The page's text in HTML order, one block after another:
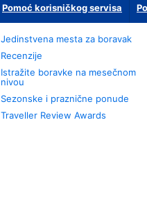
Pomoć korisničkog servisa
Jedinstvena mesta za boravak
Recenzije
Istražite boravke na mesečnom
nivou
Sezonske i praznične ponude
Traveller Review Awards